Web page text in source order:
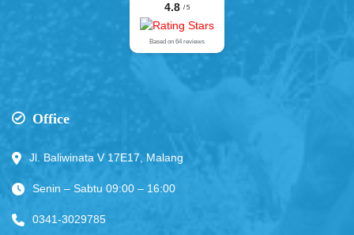
4.8 / 5
Based on 64 reviews
Office
Jl. Baliwinata V 17E17, Malang
Senin – Sabtu 09:00 – 16:00
0341-3029785